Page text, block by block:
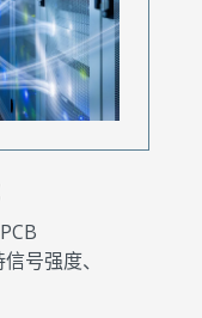
号强度、